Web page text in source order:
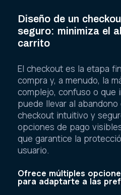
Diseño de un
seguro: minimiza el
carrito
El checkout es la etapa
compra y, a menudo, la
complejo, confuso o que
puede llevar al
checkout intuitivo y
opciones de pago
que garantice la
usuario.
Ofrece múltiples
para adaptarte a las